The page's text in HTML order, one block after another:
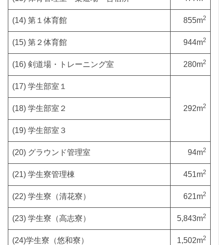
(14) 第１体育館 855m2
(15) 第２体育館 944m2
(16) 剣道場・トレーニング室 280m2
(17) 学生部室１
292m2
(18) 学生部室２
(19) 学生部室３
(20) グラウンド管理室 94m2
(21) 学生寮管理棟 451m2
(22) 学生寮（清花寮） 621m2
(23) 学生寮（高志寮） 5,843m2
(24)学生寮（悠和寮） 1,502m2